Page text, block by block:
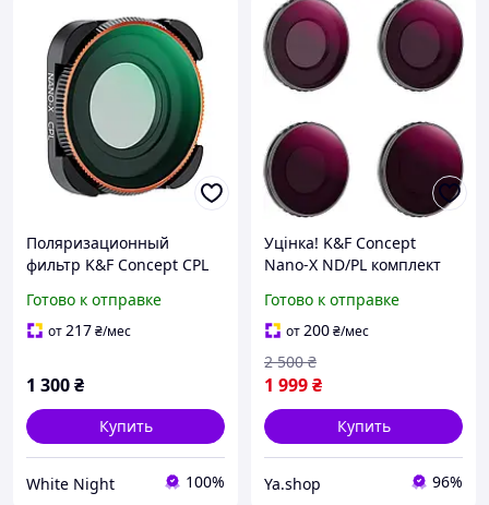
Поляризационный
фильтр K&F Concept CPL
камеры GOPRO
HERO9/10/11/12
Готово к отправке
от217₴/мес
1 300₴
Купить
White Night 100%
Уцінка! K&F Concept
Nano-X ND/PL комплект
камер
Готово к отправке
от200₴/мес
1 999₴
2 500 ₴
Купить
Ya.shop 96%